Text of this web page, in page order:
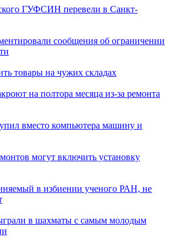
ГУФСИН перевели в Санкт-
сообщения об ограничении
товары на чужих складах
на полтора месяца из-за ремонта
вместо компьютера машину и
могут включить установку
в избиении ученого РАН, не
в шахматы с самым молодым